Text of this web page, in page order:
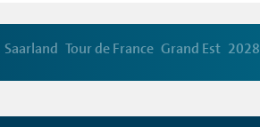
Saarland Tour de France Grand Est 2028